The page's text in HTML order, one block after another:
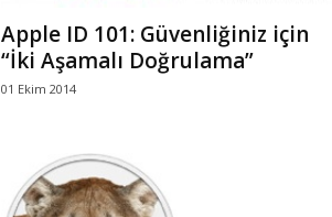
Apple ID 101: Güvenliğiniz için
“İki Aşamalı Doğrulama”
01 Ekim 2014